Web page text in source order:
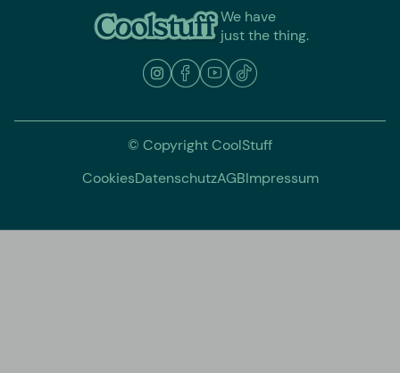
We have
just the thing.
© Copyright CoolStuff
CookiesDatenschutzAGBImpressum